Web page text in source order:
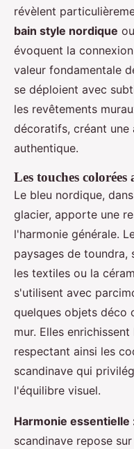
révèlent
bain style nordique
évoquent la
valeur fondamentale
se déploient avec
les revêtements
décoratifs, créant une
authentique.
Les touches colorées
Le bleu nordique,
glacier, apporte une
l'harmonie générale.
paysages de toundra,
les textiles ou la
s'utilisent avec
quelques objets déco
mur. Elles
respectant ainsi les
scandinave qui
l'équilibre visuel.
Harmonie essentielle
scandinave repose